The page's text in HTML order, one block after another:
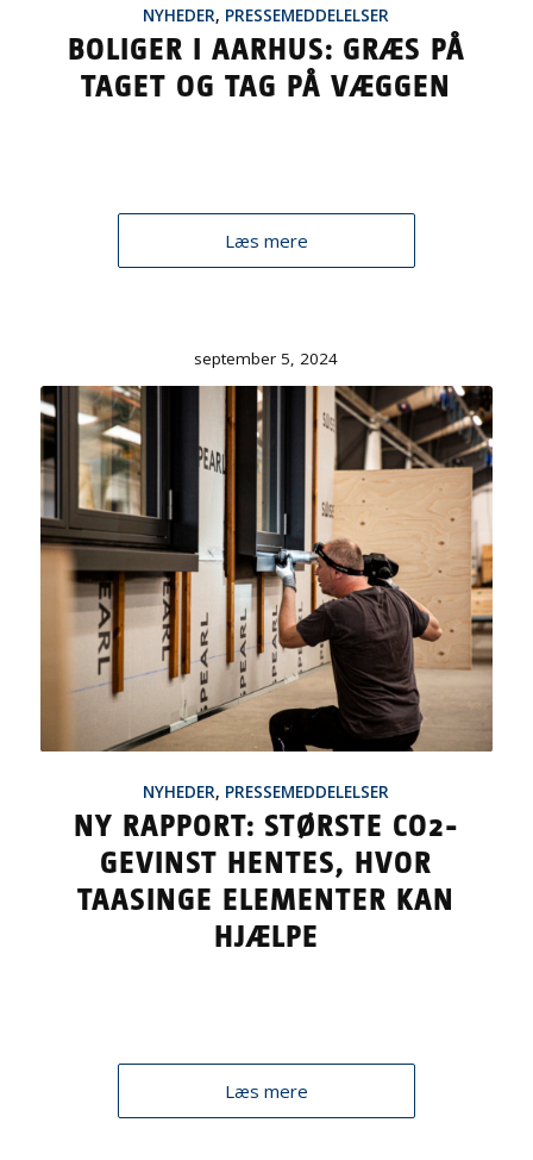
NYHEDER, PRESSEMEDDELELSER
BOLIGER I AARHUS: GRÆS PÅ
TAGET OG TAG PÅ VÆGGEN
Læs mere
september 5, 2024
NYHEDER, PRESSEMEDDELELSER
NY RAPPORT: STØRSTE CO2-
GEVINST HENTES, HVOR
TAASINGE ELEMENTER KAN
HJÆLPE
Læs mere